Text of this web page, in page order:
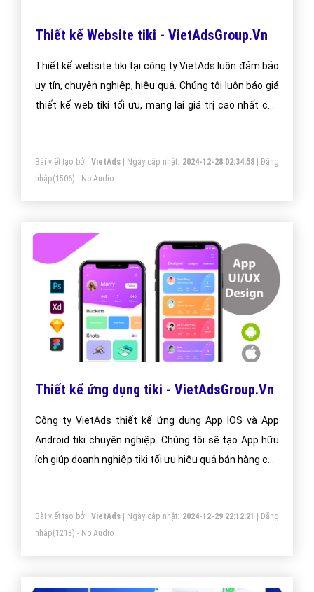
Thiết kế Website tiki - VietAdsGroup.Vn
Thiết kế website tiki tại công ty VietAds luôn đảm bảo
uy tín, chuyên nghiệp, hiệu quả. Chúng tôi luôn báo giá
thiết kế web tiki tối ưu, mang lại giá trị cao nhất cho
Bài viết tạo bởi: VietAds| Ngày cập nhật: 2024-12-28 02:34:58|Đăng
nhập(1506) - No Audio
Thiết kế ứng dụng tiki - VietAdsGroup.Vn
Công ty VietAds thiết kế ứng dụng App IOS và App
Android tiki chuyên nghiệp. Chúng tôi sẽ tạo App hữu
ích giúp doanh nghiệp tiki tối ưu hiệu quả bán hàng cao
Bài viết tạo bởi: VietAds| Ngày cập nhật: 2024-12-29 22:12:21 |Đăng
nhập(1218) - No Audio